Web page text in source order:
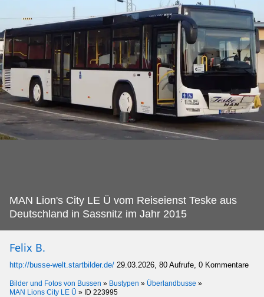
MAN Lion's City LE Ü vom Reiseienst Teske aus
Deutschland in Sassnitz im Jahr 2015
Felix B.
http://busse-welt.startbilder.de/ 29.03.2026, 80 Aufrufe, 0 Kommentare
Bilder und Fotos von Bussen » Bustypen » Überlandbusse »
MAN Lions City LE Ü » ID 223995